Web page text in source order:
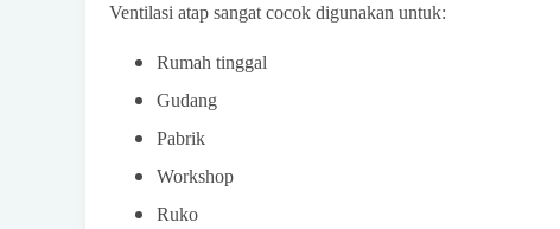
Ventilasi atap sangat cocok digunakan untuk:
Rumah tinggal
Gudang
Pabrik
Workshop
Ruko